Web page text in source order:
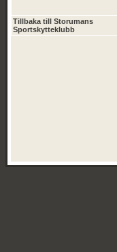
Tillbaka till Storumans
Sportskytteklubb